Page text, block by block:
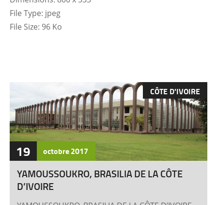
File Type: jpeg
File Size: 96 Ko
CÔTE D'IVOIRE
19 octobre2017
YAMOUSSOUKRO, BRASILIA DE LA CÔTE
D’IVOIRE